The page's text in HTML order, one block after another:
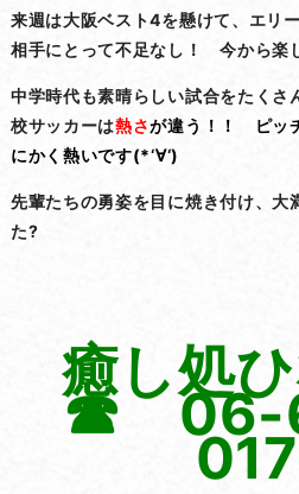
来週は大阪ベスト4を懸けて、エリ
相手にとって不足なし！ 今から楽
中学時代も素晴らしい試合をたくさ
校サッカーは熱さが違う！！ ピッ
にかく熱いです(*‘∀‘)
先輩たちの勇姿を目に焼き付け、大
た?
癒し処
☎ 06-